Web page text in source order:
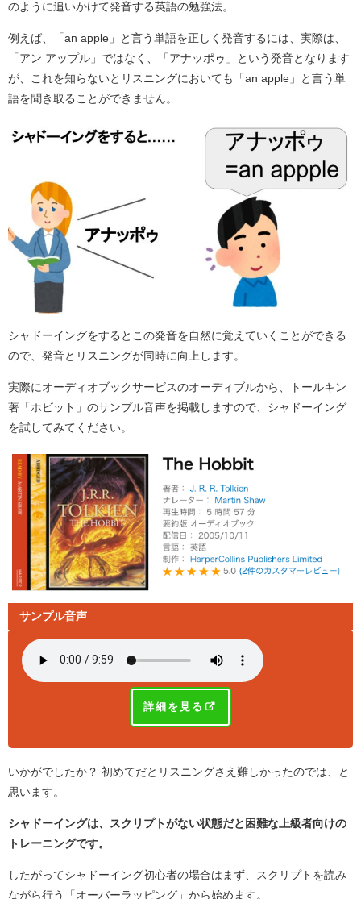
のように追いかけて発音する英語の勉強法。
例えば、「an apple」と言う単語を正しく発音するには、実際は、
「アン アップル」ではなく、「アナッポゥ」という発音となります
が、これを知らないとリスニングにおいても「an apple」と言う単
語を聞き取ることができません。
シャドーイングをするとこの発音を自然に覚えていくことができる
ので、発音とリスニングが同時に向上します。
実際にオーディオブックサービスのオーディブルから、トールキン
著「ホビット」のサンプル音声を掲載しますので、シャドーイング
を試してみてください。
サンプル音声
詳細を見る
いかがでしたか？ 初めてだとリスニングさえ難しかったのでは、と
思います。
シャドーイングは、スクリプトがない状態だと困難な上級者向けの
トレーニングです。
したがってシャドーイング初心者の場合はまず、スクリプトを読み
ながら行う「オーバーラッピング」から始めます。